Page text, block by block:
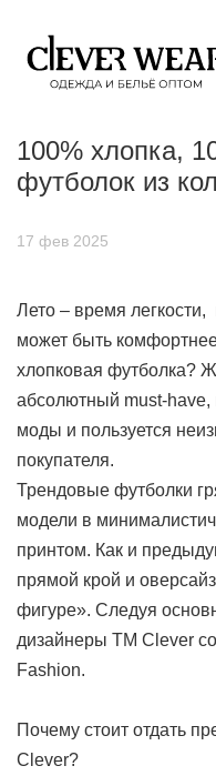
100% хлопка,
футболок из
17 фев 2025
Лето – время
может быть
хлопковая футболка?
абсолютный must-have,
моды и пользуется
покупателя.
Трендовые футболки
модели в
принтом. Как и
прямой крой и
фигуре». Следуя
дизайнеры ТМ Clever
Fashion.
Почему стоит отдать
Clever?
узнать первым о
оставьте
пользователям.
портале
Введите свою
Введите свою
Письмо не